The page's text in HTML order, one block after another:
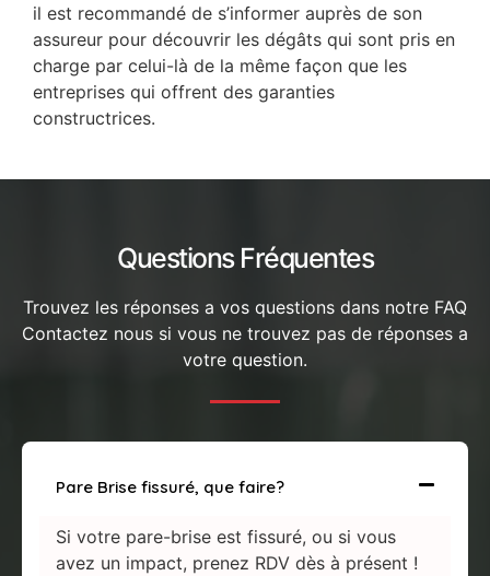
il est recommandé de s’informer auprès de son
assureur pour découvrir les dégâts qui sont pris en
charge par celui-là de la même façon que les
entreprises qui offrent des garanties
constructrices.
Questions Fréquentes
Trouvez les réponses a vos questions dans notre FAQ
Contactez nous si vous ne trouvez pas de réponses a
votre question.
Pare Brise fissuré, que faire?
Si votre pare-brise est fissuré, ou si vous
avez un impact, prenez RDV dès à présent !